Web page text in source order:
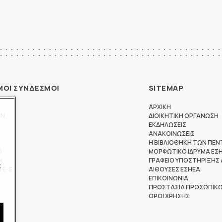
ΣΥΝΔΕΣΜΟΙ
Ε
SITEMAP
ΑΡΧΙΚΗ
ΔΙΟΙΚΗΤΙΚΗ ΟΡΓΑΝΩΣΗ
ΕΚΔΗΛΩΣΕΙΣ
ΑΝΑΚΟΙΝΩΣΕΙΣ
Η ΒΙΒΛΙΟΘΗΚΗ ΤΩΝ
ΜΟΡΦΩΤΙΚΟ ΙΔΡΥΜΑ
ΓΡΑΦΕΙΟ
ΑΙΘΟΥΣΕΣ ΕΣΗΕΑ
ΕΠΙΚΟΙΝΩΝΙΑ
ΠΡΟΣΤΑΣΙΑ
ΟΡΟΙ ΧΡΗΣΗΣ